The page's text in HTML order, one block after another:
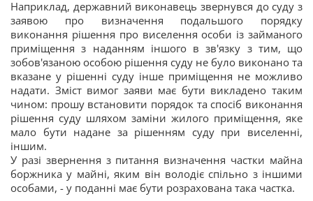
Наприклад, державний виконавець звернувся до суду з
заявою про визначення подальшого порядку
виконання рішення про виселення особи із займаного
приміщення з наданням іншого в зв'язку з тим, що
зобов'язаною особою рішення суду не було виконано та
вказане у рішенні суду інше приміщення не можливо
надати. Зміст вимог заяви має бути викладено таким
чином: прошу встановити порядок та спосіб виконання
рішення суду шляхом заміни жилого приміщення, яке
мало бути надане за рішенням суду при виселенні,
іншим.
У разі звернення з питання визначення частки майна
боржника у майні, яким він володіє спільно з іншими
особами, - у поданні має бути розрахована така частка.